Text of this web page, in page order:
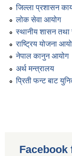
जिल्ला प्रशासन
लोक सेवा आयोग
स्थानीय शासन तथा
राष्ट्रिय योजना
नेपाल कानुन आयोग
अर्थ मन्त्रालय
प्रिती फन्ट बाट
Facebook